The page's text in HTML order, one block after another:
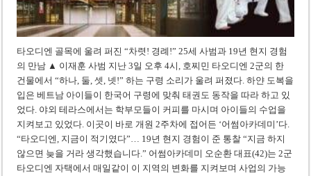
타오디엔 골목에 울려 퍼진 “차렷! 경례!” 25세 사범과 19년 현지 경험
의 만남 ▲ 이재훈 사범 지난 3일 오후 4시, 호찌민 타오디엔 2군의 한
건물에서 “하나, 둘, 셋, 넷!” 하는 구령 소리가 울려 퍼졌다. 하얀 도복을
입은 베트남 아이들이 한국어 구령에 맞춰 태권도 동작을 따라 하고 있
었다. 야외 테라스에서는 학부모들이 커피를 마시며 아이들의 수업을
지켜보고 있었다. 이곳이 바로 개원 2주차에 접어든 ‘어썸아카데미’다.
“타오디엔, 지금이 적기였다”… 19년 현지 경험이 준 통찰 “지금 하지
않으면 늦을 거라 생각했습니다.” 어썸아카데미 오순환 대표(42)는 2군
타오디엔 자택에서 매일같이 이 지역의 변화를 지켜보며 사업의 가능